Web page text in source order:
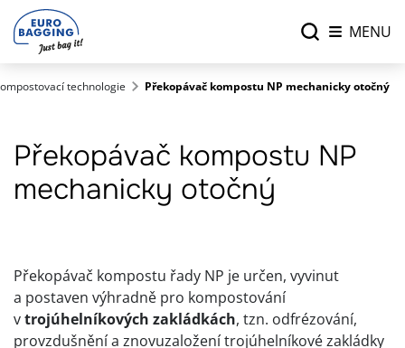
MENU
technologie Překopávač kompostu NP mechanicky otočný
Překopávač kompostu NP
mechanicky otočný
Překopávač kompostu řady NP je určen, vyvinut
a postaven výhradně pro kompostování
vtrojúhelníkových zakládkách, tzn. odfrézování,
provzdušnění a znovuzaložení trojúhelníkové zakládky